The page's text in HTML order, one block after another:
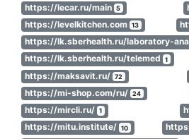
https://lecar.ru/main 5
https://levelkitchen.com 13
https://lk.sberhealth.ru/laboratory-
https://lk.sberhealth.ru/telemed 1
https://maksavit.ru/ 72
https://mi-shop.com/ru/ 24
https://mircli.ru/ 1
https://mitu.institute/ 10